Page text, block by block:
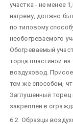
участка - не менее
нагреву, должно
по типовому
необогреваемого
Обогреваемый
торца пластиной
воздуховод.
тем же способом,
Заглушенный
закреплен в
6.2. Образцы